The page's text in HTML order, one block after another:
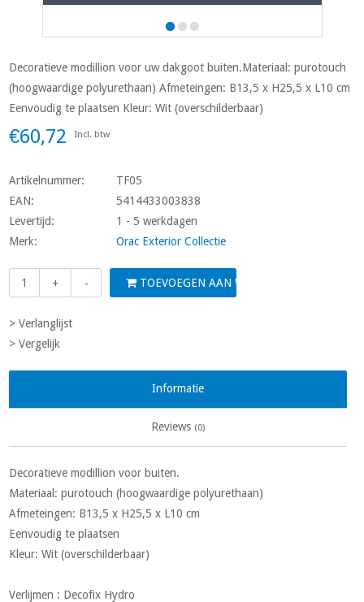
Decoratieve modillion voor uw dakgoot buiten.Materiaal: purotouch
(hoogwaardige polyurethaan) Afmeteingen: B13,5 x H25,5 x L10 cm
Eenvoudig te plaatsen Kleur: Wit (overschilderbaar)
€60,72 Incl. btw
Artikelnummer:
TF05
EAN:
5414433003838
Levertijd:
1 - 5 werkdagen
Merk:
Orac Exterior Collectie
+ - TOEVOEGEN AAN WINKELWAGEN
> Verlanglijst
> Vergelijk
Informatie
Reviews (0)
Decoratieve modillion voor buiten.
Materiaal: purotouch (hoogwaardige polyurethaan)
Afmeteingen: B13,5 x H25,5 x L10 cm
Eenvoudig te plaatsen
Kleur: Wit (overschilderbaar)
Verlijmen : Decofix Hydro